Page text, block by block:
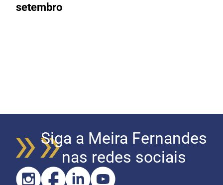
setembro
Siga a Meira Fernandes
nas redes sociais